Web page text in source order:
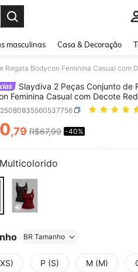
masculinas Casa & Decoração
Slaydiva 2 Peças Conjunto de
Feminina Casual com Decote
e Estampa Bordada de Cavalo,
AND
,79 R$67,99 -40%
Multicolorido
BR Tamanho
P (S) M (M)